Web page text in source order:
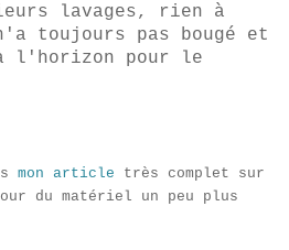
lavages, rien à
toujours pas bougé et
l'horizon pour le
mon article très complet sur
du matériel un peu plus